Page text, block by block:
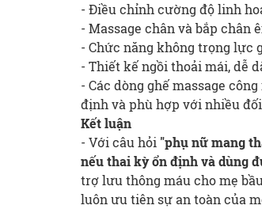
- Điều chỉnh cường độ linh
- Massage chân và bắp chân
- Chức năng không trọng lực
- Thiết kế ngồi thoải mái, dễ
- Các dòng ghế massage
định và phù hợp với nhiều
Kết luận
- Với câu hỏi "phụ nữ mang
nếu thai kỳ ổn định và dùng
trợ lưu thông máu cho mẹ
luôn ưu tiên sự an toàn của